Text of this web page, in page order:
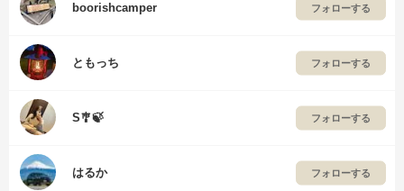
boorishcamper フォローする
ともっち フォローする
S🎐🍃 フォローする
はるか フォローする